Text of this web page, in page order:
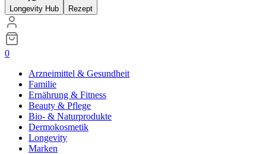
Longevity Hub Rezept
0
Arzneimittel & Gesundheit
Familie
Ernährung & Fitness
Beauty & Pflege
Bio- & Naturprodukte
Dermokosmetik
Longevity
Marken